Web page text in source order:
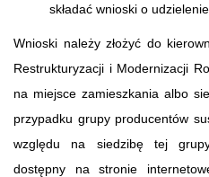
składać wnioski o
Wnioski należy złożyć do
Restrukturyzacji i Modernizacji
na miejsce zamieszkania albo
przypadku grupy producentów
względu na siedzibę tej
dostępny na stronie